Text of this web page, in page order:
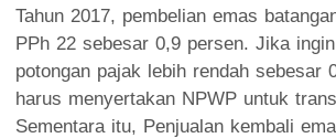
Tahun 2017, pembelian emas
PPh 22 sebesar 0,9 persen. Jika
potongan pajak lebih rendah sebesar
harus menyertakan NPWP untuk
Sementara itu, Penjualan kembali